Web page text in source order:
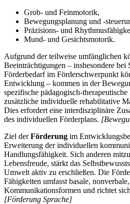
Grob- und Feinmotorik,
Bewegungsplanung und -
Präzisions- und
Mund- und Gesichtsmotorik.
Aufgrund der teilweise umfänglichen
Beeinträchtigungen – insbesondere bei
Förderbedarf im Förderschwerpunkt
Entwicklung – kommen in der
spezifische pädagogisch-
zusätzliche individuelle rehabilitative
Dies erfordert eine interdisziplinäre
des individuellen Förderplans.
Ziel derFörderung im
Erweiterung der individuellen
Handlungsfähigkeit. Sich anderen
Lebensfreude, stärkt das
Umwelt aktiv zu erschließen. Die
Fähigkeiten umfasst basale,
Kommunikationsformen und richtet
[Förderung Sprache]